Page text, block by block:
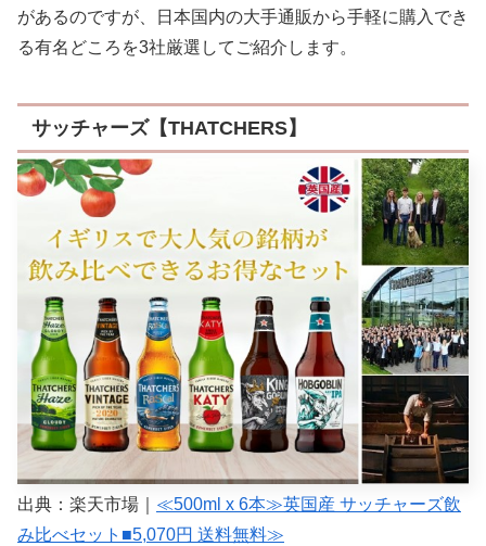
があるのですが、日本国内の大手通販から手軽に購入でき
る有名どころを3社厳選してご紹介します。
サッチャーズ【THATCHERS】
出典：楽天市場｜ ≪500ml x 6本≫英国産 サッチャーズ飲
み比べセット■5,070円 送料無料≫